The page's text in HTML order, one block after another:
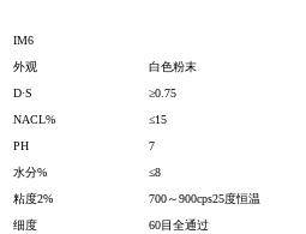
IM6
外观
白色粉末
D·S
≥0.75
NACL%
≤15
PH
7
水分%
≤8
粘度2%
700～900cps25度恒温
细度
60目全通过